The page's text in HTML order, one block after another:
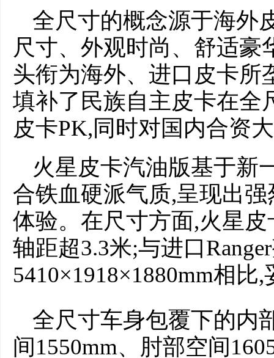
全尺寸的概念源于海外
尺寸、外观时尚、舒适豪
头衔为海外、进口皮卡所
填补了民族自主皮卡在全
皮卡PK,同时对国内合资
火星皮卡汽油版基于新
合铁血硬派气质,呈现出
体验。在尺寸方面,火星
轴距超3.3米;与进口
5410×1918×1880mm相比
全尺寸车身包覆下的内
间1550mm、肘部空间